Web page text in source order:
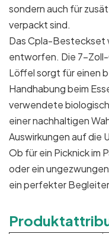
sondern auch für
verpackt sind.
Das Cpla-Besteckset
entworfen. Die 7-Zoll-
Löffel sorgt für einen
Handhabung beim
verwendete
einer nachhaltigen
Auswirkungen auf die
Ob für ein Picknick im
oder ein
ein perfekter